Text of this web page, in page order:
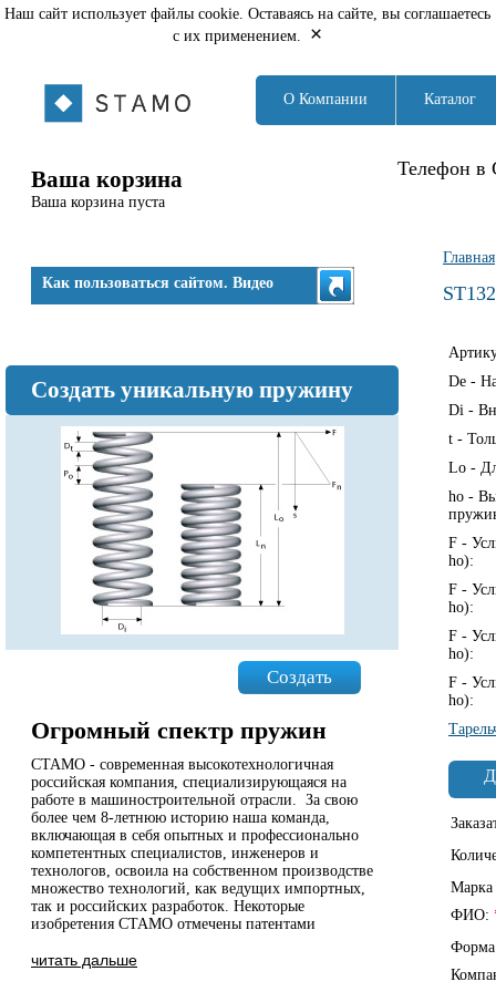
Наш сайт использует файлы cookie. Оставаясь на сайте, вы соглашаетесь
с их применением.
×
О Компании Каталог
Телефон в
Ваша корзина
Ваша корзина пуста
Как пользоваться сайтом. Видео
Создать уникальную пружину
Создать
Огромный спектр пружин
СТАМО - современная высокотехнологичная
российская компания, специализирующаяся на
работе в машиностроительной отрасли. За свою
более чем 8-летнюю историю наша команда,
включающая в себя опытных и профессионально
компетентных специалистов, инженеров и
технологов, освоила на собственном производстве
множество технологий, как ведущих импортных,
так и российских разработок. Некоторые
изобретения СТАМО отмечены патентами
читать дальше
Вы
Главная
De -
Di -
t -
Lo -
ho -
F -
ho):
F -
ho):
F -
ho):
F -
ho):
Марка
ФИО:
Форма